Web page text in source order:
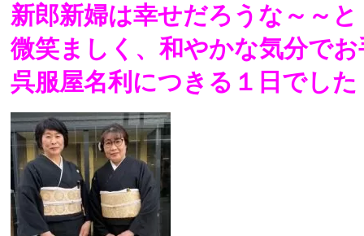
新郎新婦は幸せだろうな～～と
微笑ましく、和やかな気分で
呉服屋名利につきる１日でした